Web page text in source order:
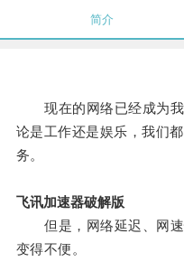
简介
现在的网络已经成为我
论是工作还是娱乐，我们
务。
飞讯加速器破解版
但是，网络延迟、网速
变得不便。